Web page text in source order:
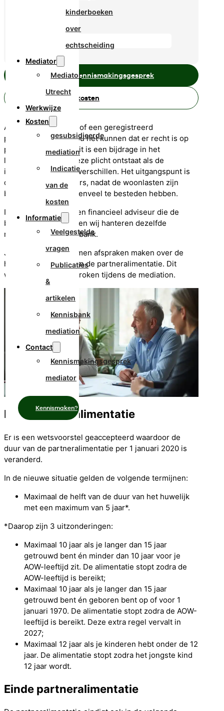
kinderboeken
over
echtscheiding
Mediator
Mediator
Utrecht
Werkwijze
Kosten
gesubsidieerde
mediation
Indicatie
van de
kosten
Informatie
Veelgestelde
vragen
Publicaties
&
artikelen
Kennisbank
mediation
Contact
Kennismakingsgesprek
mediator
Kennismaken?
Plan een gratis kennismakingsgesprek
Bereken hier de kosten
Als je getrouwd bent of een geregistreerd
partnerschap hebt zou het kunnen dat er recht is op
partneralimentatie. Dit is een bijdrage in het
levensonderhoud. Deze plicht ontstaat als de
inkomens behoorlijk verschillen. Het uitgangspunt is
dat beide (ex-)partners, nadat de woonlasten zijn
betaald, ongeveer evenveel te besteden hebben.
Ik werk samen met een financieel adviseur die de
berekeningen maakt en wij hanteren dezelfde
methode als de rechtbank.
Jullie kunnen ook samen afspraken maken over de
hoogte en de duur van de partneralimentatie. Dit
wordt dan goed besproken tijdens de mediation.
Duur partneralimentatie
Er is een wetsvoorstel geaccepteerd waardoor de
duur van de partneralimentatie per 1 januari 2020 is
veranderd.
In de nieuwe situatie gelden de volgende termijnen:
Maximaal de helft van de duur van het huwelijk
met een maximum van 5 jaar*.
*Daarop zijn 3 uitzonderingen:
Maximaal 10 jaar als je langer dan 15 jaar
getrouwd bent én minder dan 10 jaar voor je
AOW-leeftijd zit. De alimentatie stopt zodra de
AOW-leeftijd is bereikt;
Maximaal 10 jaar als je langer dan 15 jaar
getrouwd bent én geboren bent op of voor 1
januari 1970. De alimentatie stopt zodra de AOW-
leeftijd is bereikt. Deze extra regel vervalt in
2027;
Maximaal 12 jaar als je kinderen hebt onder de 12
jaar. De alimentatie stopt zodra het jongste kind
12 jaar wordt.
Einde partneralimentatie